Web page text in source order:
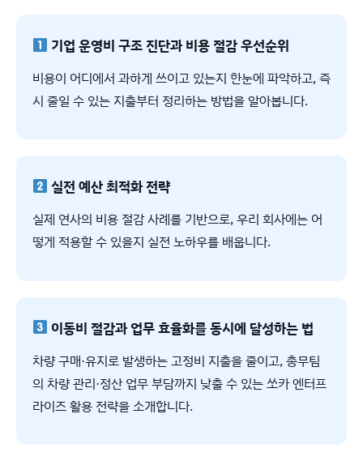
기업 운영비 구조 진단과 비용 절감 우선순위
비용이 어디에서 과하게 쓰이고 있는지 한눈에 파악하고, 즉
시 줄일 수 있는 지출부터 정리하는 방법을 알아봅니다.
실전 예산 최적화 전략
실제 연사의 비용 절감 사례를 기반으로, 우리 회사에는 어
떻게 적용할 수 있을지 실전 노하우를 배웁니다.
이동비 절감과 업무 효율화를 동시에 달성하는 법
차량 구매·유지로 발생하는 고정비 지출을 줄이고, 총무팀
의 차량 관리·정산 업무 부담까지 낮출 수 있는 쏘카 엔터프
라이즈 활용 전략을 소개합니다.